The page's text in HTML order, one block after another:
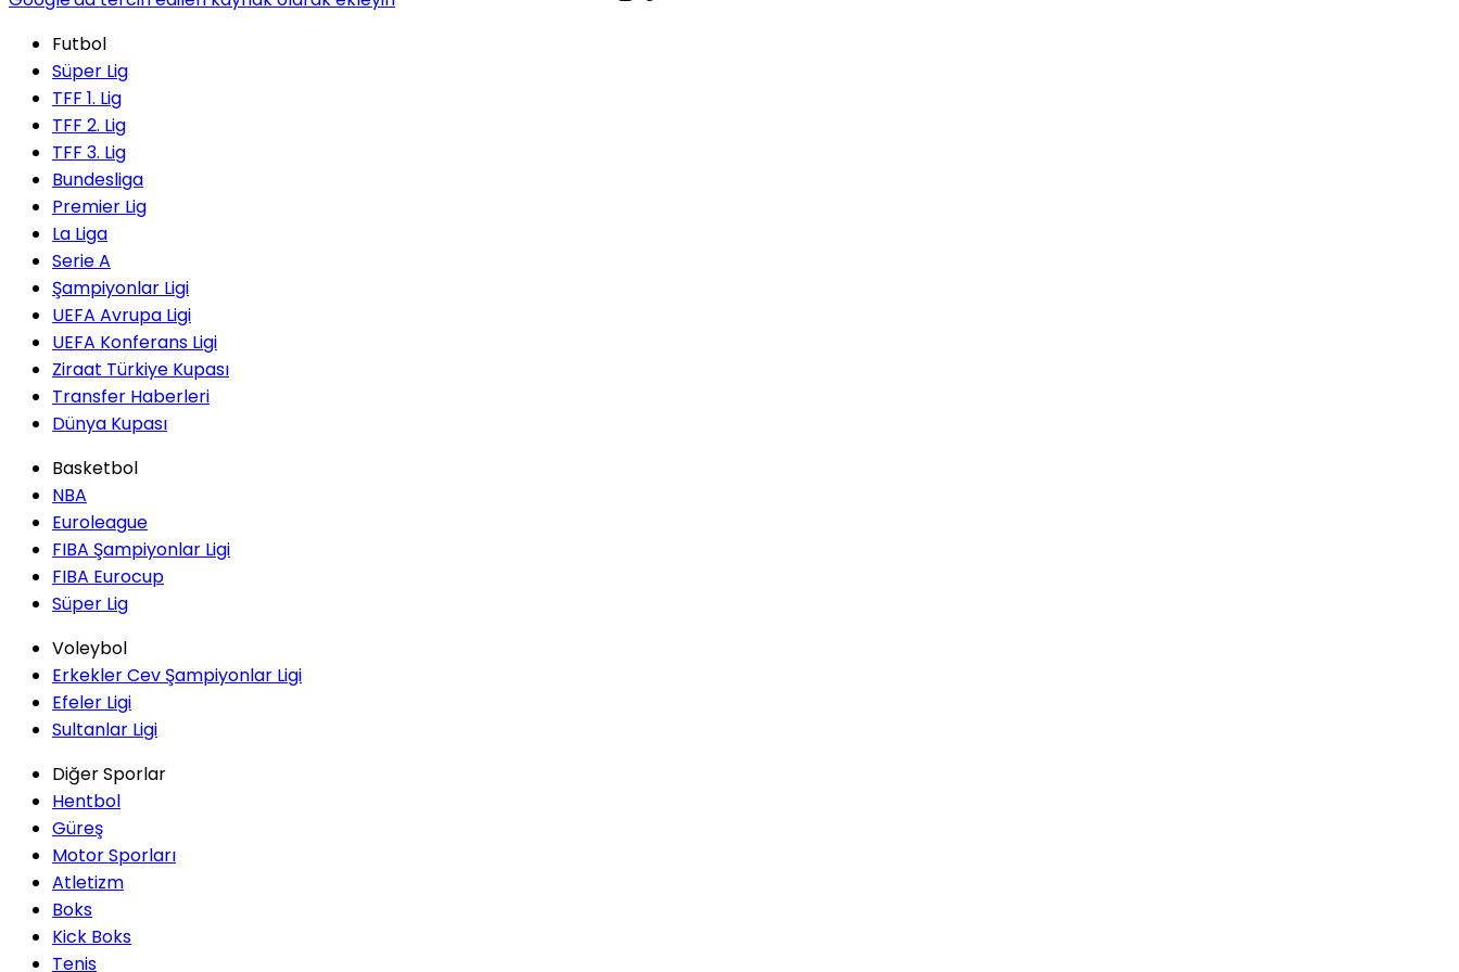
Futbol
Süper Lig
TFF 1. Lig
TFF 2. Lig
TFF 3. Lig
Bundesliga
Premier Lig
La Liga
Serie A
Şampiyonlar Ligi
UEFA Avrupa Ligi
UEFA Konferans Ligi
Ziraat Türkiye Kupası
Transfer Haberleri
Dünya Kupası
Basketbol
NBA
Euroleague
FIBA Şampiyonlar Ligi
FIBA Eurocup
Süper Lig
Voleybol
Erkekler Cev Şampiyonlar Ligi
Efeler Ligi
Sultanlar Ligi
Diğer Sporlar
Hentbol
Güreş
Motor Sporları
Atletizm
Boks
Kick Boks
Tenis